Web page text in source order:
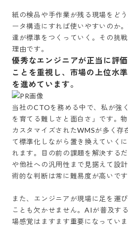
紙の検品や手作業が残る現場をど
ータ構造にすれば使いやすいのか
達が標準をつくっていく。その挑
優秀なエンジニアが正当に評
ことを重視し、市場の上位水
を進めています。
当社のCTOを務める中で、私が強
を育てる難しさと面白さ」です。
カスタマイズされたWMSが多く存
て標準化しながら置き換えていく
れます。目の前の課題を解決する
や他社への汎用性まで見据えて設
術的な判断は常に難易度が高いです
また、エンジニアが現場に足を運
ことも欠かせません。AIが普及す
場感覚はますます重要になってい